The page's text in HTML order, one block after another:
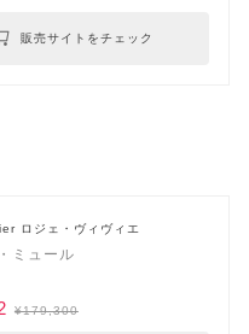
販売サイトをチェック
ロジェ・ヴィヴィエ
ミュール
¥179,300